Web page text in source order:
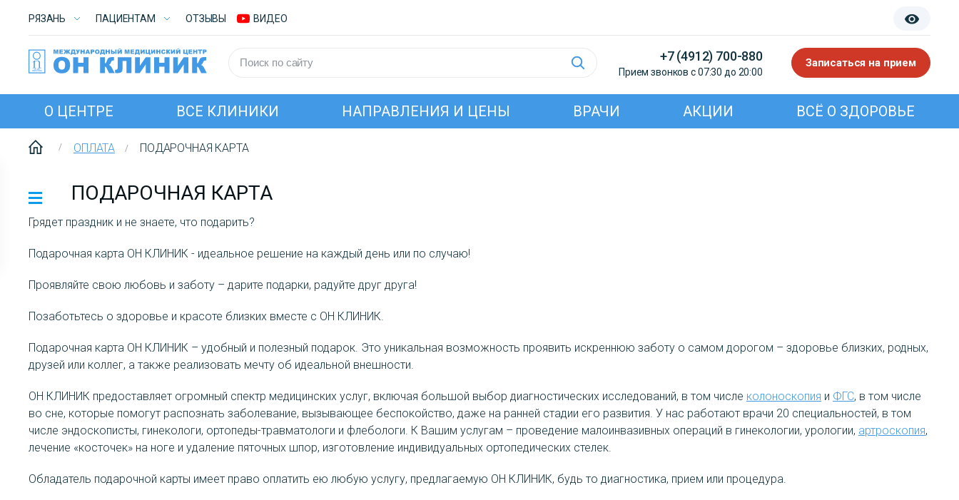
РЯЗАНЬ ПАЦИЕНТАМ ОТЗЫВЫ ВИДЕО
+7 (4912) 700-880
Прием звонков с 07:30 до 20:00
Записаться на прием
О ЦЕНТРЕ ВСЕ КЛИНИКИ НАПРАВЛЕНИЯ И ЦЕНЫ ВРАЧИ АКЦИИ ВСЁ О ЗДОРОВЬЕ
ОПЛАТА ПОДАРОЧНАЯ КАРТА
ПОДАРОЧНАЯ КАРТА
Грядет праздник и не знаете, что подарить?
Подарочная карта ОН КЛИНИК - идеальное решение на каждый день или по случаю!
Проявляйте свою любовь и заботу – дарите подарки, радуйте друг друга!
Позаботьтесь о здоровье и красоте близких вместе с ОН КЛИНИК.
Подарочная карта ОН КЛИНИК – удобный и полезный подарок. Это уникальная возможность проявить искреннюю заботу о самом дорогом – здоровье близких, родных,
друзей или коллег, а также реализовать мечту об идеальной внешности.
ОН КЛИНИК предоставляет огромный спектр медицинских услуг, включая большой выбор диагностических исследований, в том числе колоноскопия и ФГС, в том числе
во сне, которые помогут распознать заболевание, вызывающее беспокойство, даже на ранней стадии его развития. У нас работают врачи 20 специальностей, в том
числе эндоскописты, гинекологи, ортопеды-травматологи и флебологи. К Вашим услугам – проведение малоинвазивных операций в гинекологии, урологии, артроскопия,
лечение «косточек» на ноге и удаление пяточных шпор, изготовление индивидуальных ортопедических стелек.
Обладатель подарочной карты имеет право оплатить ею любую услугу, предлагаемую ОН КЛИНИК, будь то диагностика, прием или процедура.